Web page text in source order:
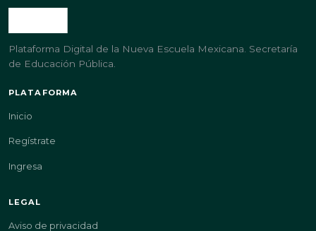
Plataforma Digital de la Nueva Escuela Mexicana. Secretaría
de Educación Pública.
PLATAFORMA
Inicio
Regístrate
Ingresa
LEGAL
Aviso de privacidad